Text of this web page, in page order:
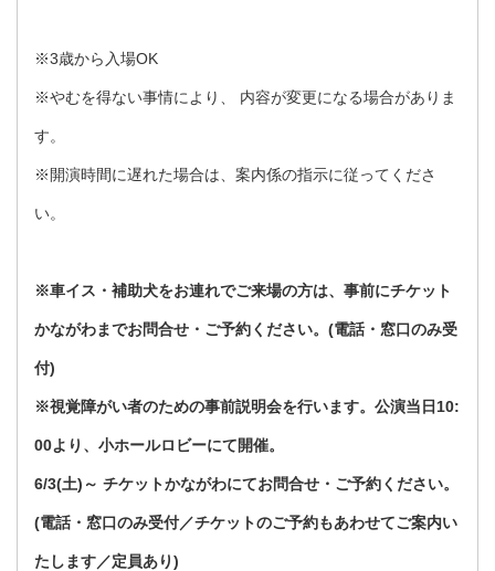
※3歳から入場OK
※やむを得ない事情により、 内容が変更になる場合がありま
す。
※開演時間に遅れた場合は、案内係の指示に従ってくださ
い。
※車イス・補助犬をお連れでご来場の方は、事前にチケット
かながわまでお問合せ・ご予約ください。(電話・窓口のみ受
付)
※視覚障がい者のための事前説明会を行います。公演当日10:
00より、小ホールロビーにて開催。
6/3(土)～ チケットかながわにてお問合せ・ご予約ください。
(電話・窓口のみ受付／チケットのご予約もあわせてご案内い
たします／定員あり)